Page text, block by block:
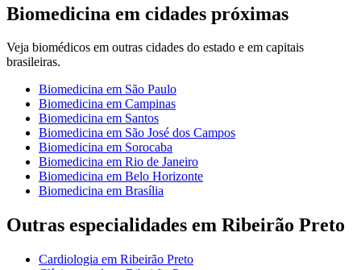
Biomedicina em cidades próximas
Veja biomédicos em outras cidades do estado e em capitais
brasileiras.
Biomedicina em São Paulo
Biomedicina em Campinas
Biomedicina em Santos
Biomedicina em São José dos Campos
Biomedicina em Sorocaba
Biomedicina em Rio de Janeiro
Biomedicina em Belo Horizonte
Biomedicina em Brasília
Outras especialidades em Ribeirão Preto
Cardiologia em Ribeirão Preto